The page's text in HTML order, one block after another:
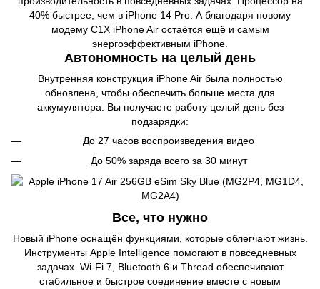
40% быстрее, чем в iPhone 14 Pro. А благодаря новому
модему C1X iPhone Air остаётся ещё и самым
энергоэффективным iPhone.
Автономность на целый день
Внутренняя конструкция iPhone Air была полностью
обновлена, чтобы обеспечить больше места для
аккумулятора. Вы получаете работу целый день без
подзарядки:
До 27 часов воспроизведения видео
До 50% заряда всего за 30 минут
Все, что нужно
Новый iPhone оснащён функциями, которые облегчают жизнь.
Инструменты Apple Intelligence помогают в повседневных
задачах. Wi-Fi 7, Bluetooth 6 и Thread обеспечивают
стабильное и быстрое соединение вместе с новым